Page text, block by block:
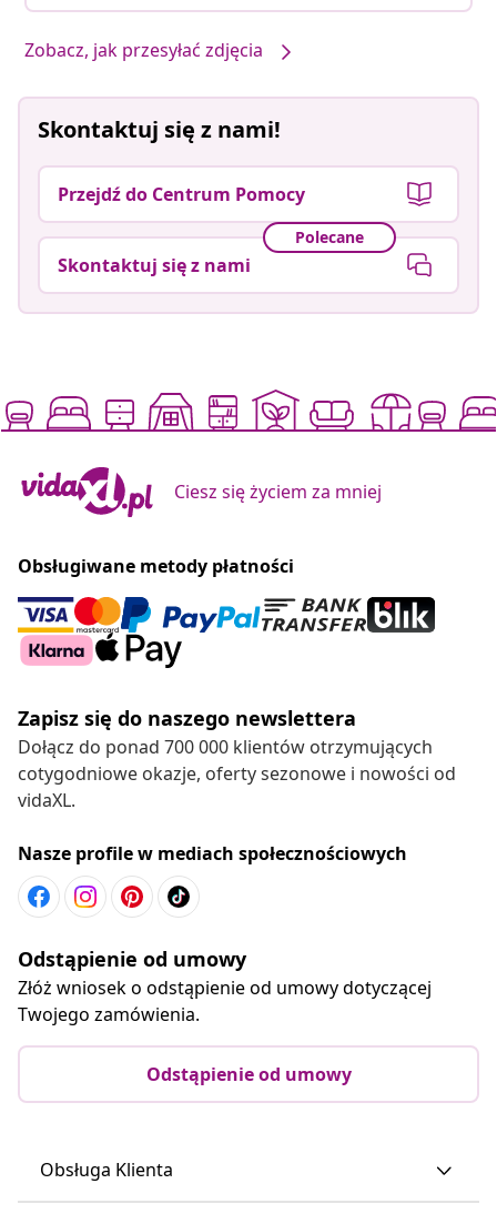
Zobacz, jak przesyłać zdjęcia
Skontaktuj się z nami!
Przejdź do Centrum Pomocy
Polecane
Skontaktuj się z nami
Ciesz się życiem za mniej
Obsługiwane metody płatności
Zapisz się do naszego newslettera
Dołącz do ponad 700 000 klientów otrzymujących
cotygodniowe okazje, oferty sezonowe i nowości od
vidaXL.
Nasze profile w mediach społecznościowych
Odstąpienie od umowy
Złóż wniosek o odstąpienie od umowy dotyczącej
Twojego zamówienia.
Odstąpienie od umowy
Obsługa Klienta